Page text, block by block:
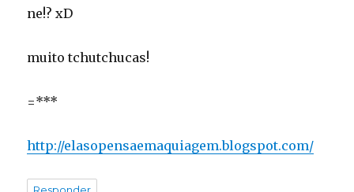
ne!? xD
muito tchutchucas!
=***
http://elasopensaemaquiagem.blogspot.com/
Responder